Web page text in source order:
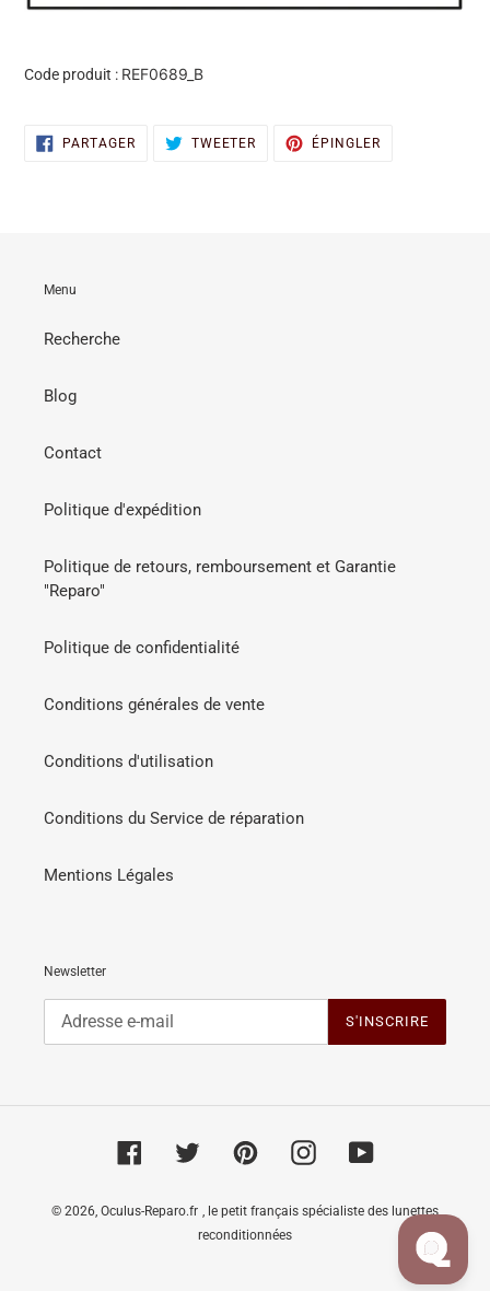
Code produit : REF0689_B
PARTAGERPARTAGERTWEETER TWEETERÉPINGLER
Menu
Recherche
Blog
Contact
Politique d'expédition
Politique de retours, remboursement et Garantie
"Reparo"
Politique de confidentialité
Conditions générales de vente
Conditions d'utilisation
Conditions du Service de réparation
Mentions Légales
Newsletter
S'INSCRIRE
FacebookTwitter PinterestInstagramYouTube
© 2026, Oculus-Reparo.fr
, le petit français spécialiste des lunettes
reconditionnées